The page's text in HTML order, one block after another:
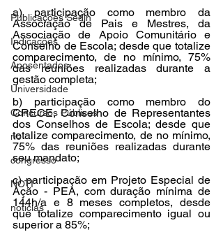
Publicações Sedin
Indicações
Aposentados
Universidade
Concursos Públicos
no
congresso
NOTI
noticias
a) participação como membro da
Associação de Pais e Mestres, da
Associação de Apoio Comunitário e
Conselho de Escola; desde que totalize
comparecimento, de no mínimo, 75%
das reuniões realizadas durante a
gestão completa;
b) participação como membro do
CRECE, Conselho de Representantes
dos Conselhos de Escola; desde que
totalize comparecimento, de no mínimo,
75% das reuniões realizadas durante
seu mandato;
c) participação em Projeto Especial de
Ação - PEA, com duração mínima de
144h/a e 8 meses completos, desde
que totalize comparecimento igual ou
superior a 85%;